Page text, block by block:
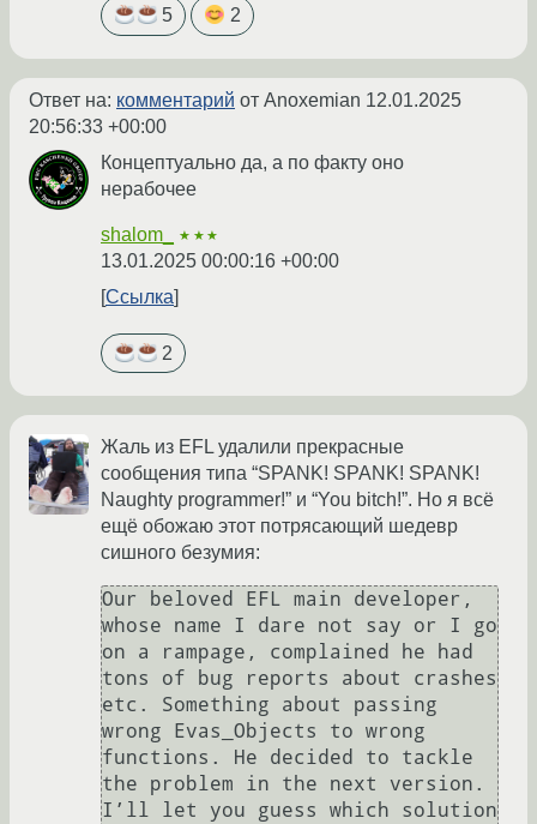
5 2
Ответ на: комментарий от Anoxemian 12.01.2025
20:56:33 +00:00
Концептуально да, а по факту оно
нерабочее
shalom_ ★★★
13.01.2025 00:00:16 +00:00
Ссылка
2
Жаль из EFL удалили прекрасные
сообщения типа “SPANK! SPANK! SPANK!
Naughty programmer!” и “You bitch!”. Но я всё
ещё обожаю этот потрясающий шедевр
сишного безумия:
Our beloved EFL main developer,
whose name I dare not say or I go
on a rampage, complained he had
tons of bug reports about crashes
etc. Something about passing
wrong Evas_Objects to wrong
functions. He decided to tackle
the problem in the next version.
I’ll let you guess which solution